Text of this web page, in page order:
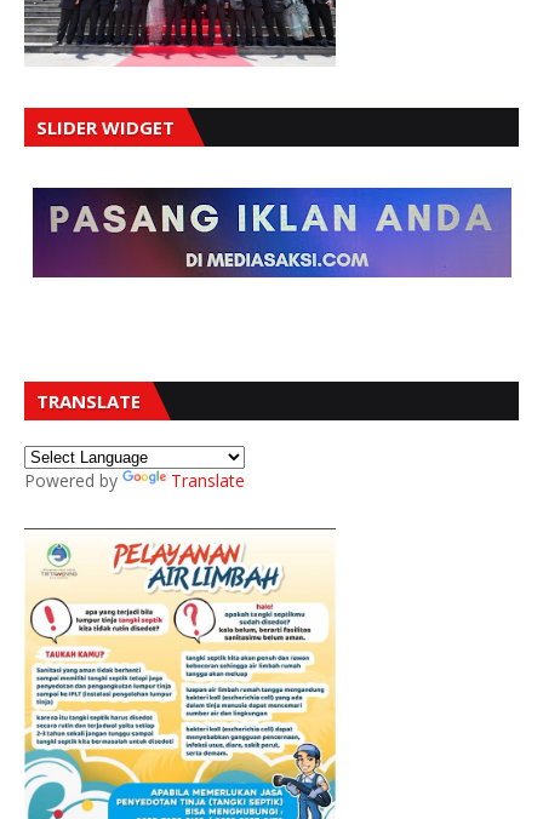
SLIDER WIDGET
TRANSLATE
Powered by Translate